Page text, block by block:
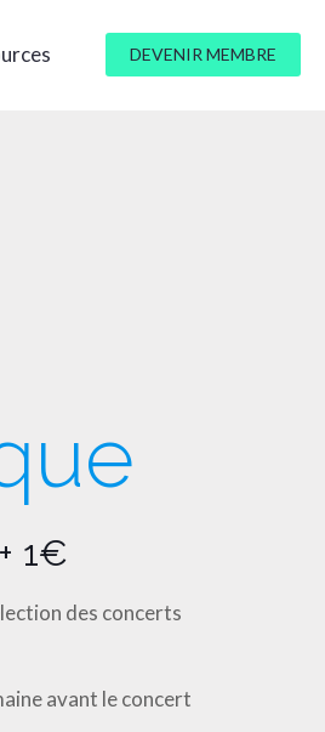
DEVENIR MEMBRE
1€
des concerts
avant le concert